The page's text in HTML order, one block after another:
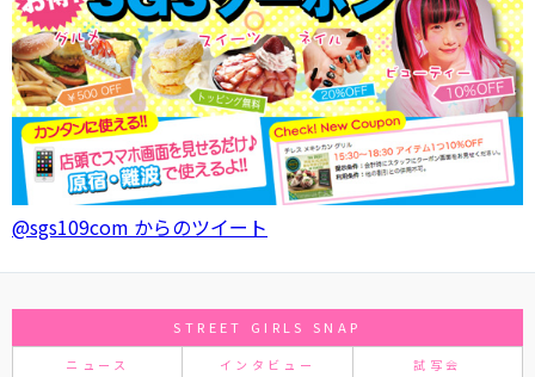
@sgs109com からのツイート
STREET GIRLS SNAP
ニュース インタビュー 試写会